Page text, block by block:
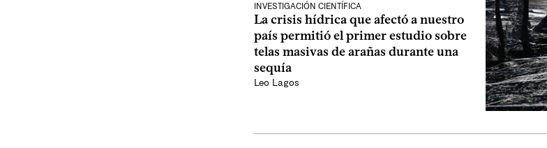
INVESTIGACIÓN CIENTÍFICA
La crisis hídrica que afectó a nuestro
país permitió el primer estudio sobre
telas masivas de arañas durante una
sequía
Leo Lagos